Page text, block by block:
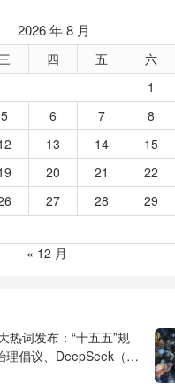
2026 年 8 月
四 五 六
1
5 6 7 8
13 14 15
20 21 22
27 28 29
« 12 月
热词发布：“十五五”规
理倡议、DeepSeek（深
苏超、票根经济、育